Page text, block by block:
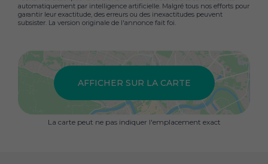
automatiquement par intelligence artificielle. Malgré tous nos efforts pour
garantir leur exactitude, des erreurs ou des inexactitudes peuvent
subsister. La version originale de l'annonce fait foi.
AFFICHER SUR LA CARTE
La carte peut ne pas indiquer l'emplacement exact